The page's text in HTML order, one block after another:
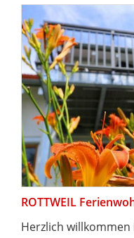
ROTTWEIL
Herzlich